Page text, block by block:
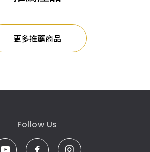
更多推薦商品
Follow Us